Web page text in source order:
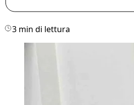
3 min di lettura